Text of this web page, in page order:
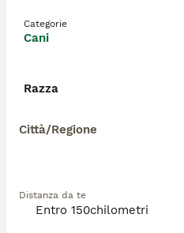
Categorie
Cani
Razza
Città/Regione
Distanza da te